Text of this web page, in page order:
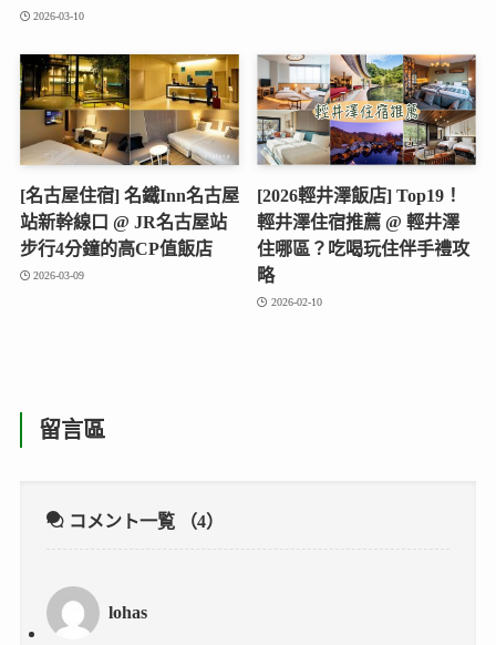
2026-03-10
[名古屋住宿] 名鐵Inn名古屋
站新幹線口 @ JR名古屋站
步行4分鐘的高CP值飯店
2026-03-09
[2026輕井澤飯店] Top19！
輕井澤住宿推薦 @ 輕井澤
住哪區？吃喝玩住伴手禮攻
略
2026-02-10
留言區
コメント一覧 （4）
lohas